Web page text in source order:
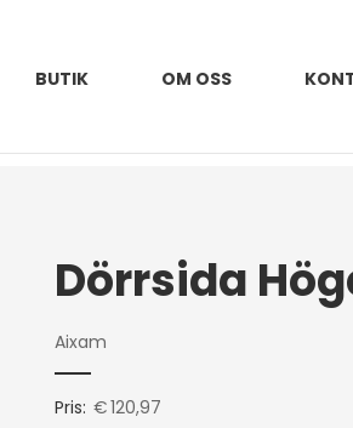
BUTIK OM OSS
Dörrsida
Aixam
Pris: €120,97